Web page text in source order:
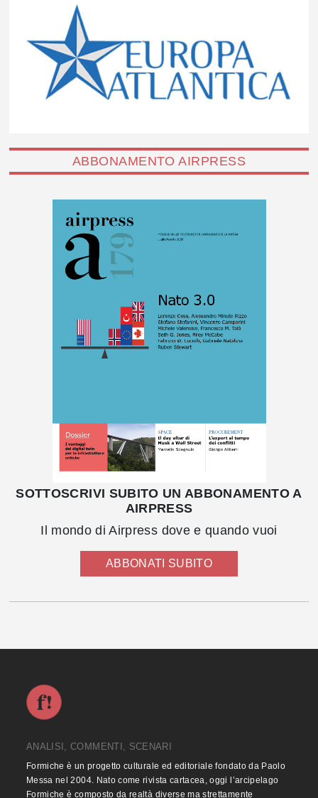
ABBONAMENTO AIRPRESS
SOTTOSCRIVI SUBITO UN ABBONAMENTO A
AIRPRESS
Il mondo di Airpress dove e quando vuoi
ABBONATI SUBITO
ANALISI, COMMENTI, SCENARI
Formiche è un progetto culturale ed editoriale fondato da Paolo
Messa nel 2004. Nato come rivista cartacea, oggi l’arcipelago
Formiche è composto da realtà diverse ma strettamente